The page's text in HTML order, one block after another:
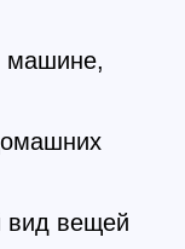
машине,
вид вещей